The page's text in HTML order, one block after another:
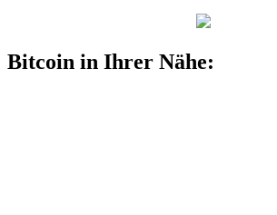
Bitcoin in Ihrer Nähe: